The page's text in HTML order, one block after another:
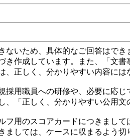
いため、具体的なご回答はで
き作成しています。また、「文
、正しく、分かりやすい内容には
採用職員への研修や、必要に応
、「正しく、分かりやすい公用
用のスコアカードにつきまして
ましては、ケースに収まるよう